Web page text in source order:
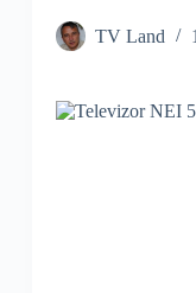
TV Land